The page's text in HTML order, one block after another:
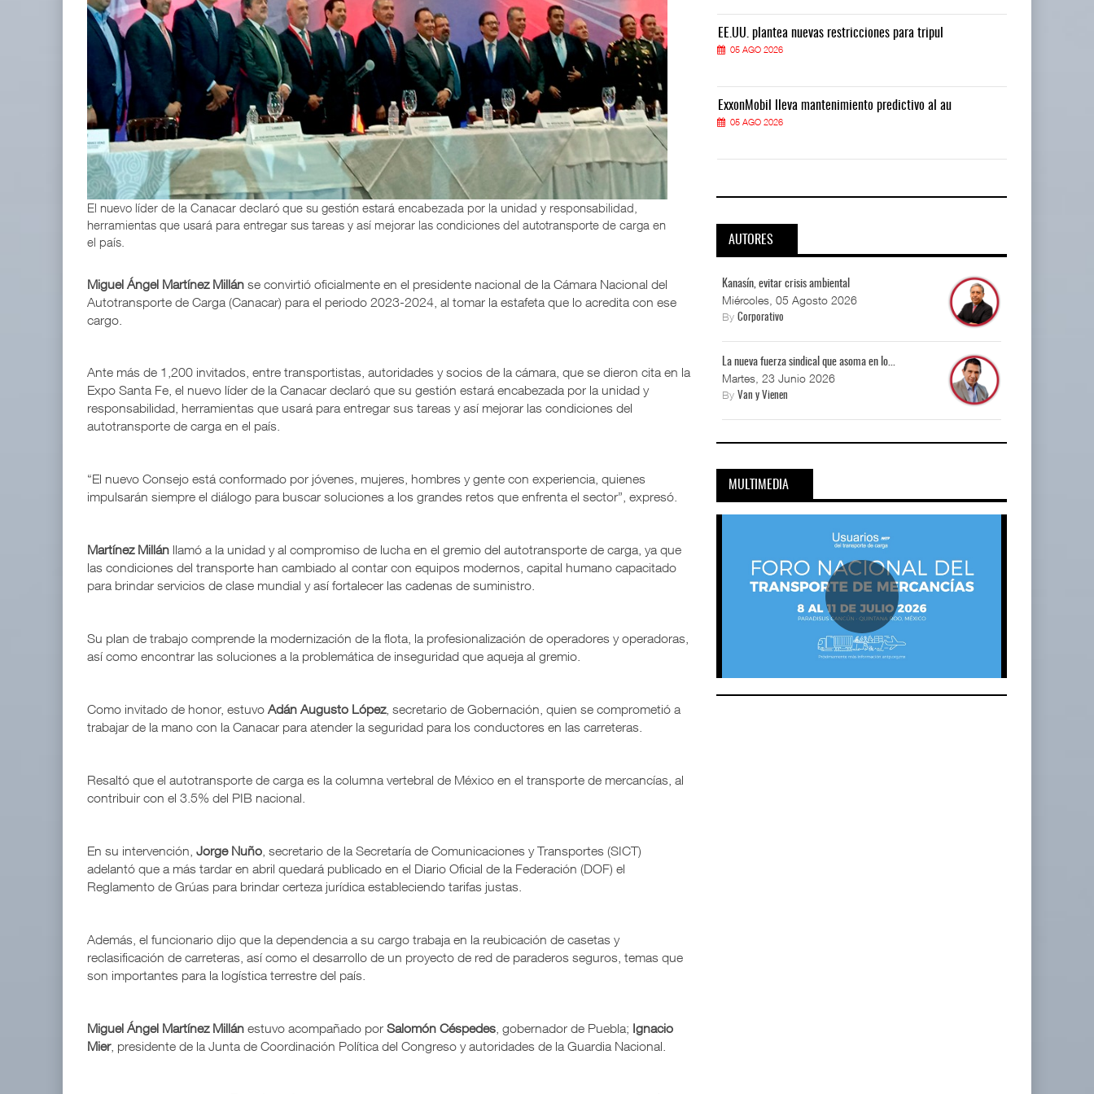
El nuevo líder de la Canacar declaró que su gestión estará encabezada por la unidad y responsabilidad,
herramientas que usará para entregar sus tareas y así mejorar las condiciones del autotransporte de carga en
el país.
Miguel Ángel Martínez Millán se convirtió oficialmente en el presidente nacional de la Cámara Nacional del
Autotransporte de Carga (Canacar) para el periodo 2023-2024, al tomar la estafeta que lo acredita con ese
cargo.
Ante más de 1,200 invitados, entre transportistas, autoridades y socios de la cámara, que se dieron cita en la
Expo Santa Fe, el nuevo líder de la Canacar declaró que su gestión estará encabezada por la unidad y
responsabilidad, herramientas que usará para entregar sus tareas y así mejorar las condiciones del
autotransporte de carga en el país.
“El nuevo Consejo está conformado por jóvenes, mujeres, hombres y gente con experiencia, quienes
impulsarán siempre el diálogo para buscar soluciones a los grandes retos que enfrenta el sector”, expresó.
Martínez Millán llamó a la unidad y al compromiso de lucha en el gremio del autotransporte de carga, ya que
las condiciones del transporte han cambiado al contar con equipos modernos, capital humano capacitado
para brindar servicios de clase mundial y así fortalecer las cadenas de suministro.
Su plan de trabajo comprende la modernización de la flota, la profesionalización de operadores y operadoras,
así como encontrar las soluciones a la problemática de inseguridad que aqueja al gremio.
Como invitado de honor, estuvo Adán Augusto López, secretario de Gobernación, quien se comprometió a
trabajar de la mano con la Canacar para atender la seguridad para los conductores en las carreteras.
Resaltó que el autotransporte de carga es la columna vertebral de México en el transporte de mercancías, al
contribuir con el 3.5% del PIB nacional.
En su intervención, Jorge Nuño , secretario de la Secretaría de Comunicaciones y Transportes (SICT)
adelantó que a más tardar en abril quedará publicado en el Diario Oficial de la Federación (DOF) el
Reglamento de Grúas para brindar certeza jurídica estableciendo tarifas justas.
Además, el funcionario dijo que la dependencia a su cargo trabaja en la reubicación de casetas y
reclasificación de carreteras, así como el desarrollo de un proyecto de red de paraderos seguros, temas que
son importantes para la logística terrestre del país.
Miguel Ángel Martínez Millán estuvo acompañado por Salomón Céspedes , gobernador de Puebla; Ignacio
Mier, presidente de la Junta de Coordinación Política del Congreso y autoridades de la Guardia Nacional.
EE.UU. plantea nuevas restricciones para tripul
05 AGO 2026
ExxonMobil lleva mantenimiento predictivo al au
05 AGO 2026
EE.UU. plantea nuevas restricciones para tripul
05 AGO 2026
ExxonMobil lleva mantenimiento predictivo al au
05 AGO 2026
EE.UU. plantea nuevas restricciones para tripul
05 AGO 2026
ExxonMobil lleva mantenimiento predictivo al au
05 AGO 2026
AUTORES
Kanasín, evitar crisis ambiental
Miércoles, 05 Agosto 2026
ByCorporativo
La nueva fuerza sindical que asoma en lo...
Martes, 23 Junio 2026
ByVan y Vienen
MULTIMEDIA